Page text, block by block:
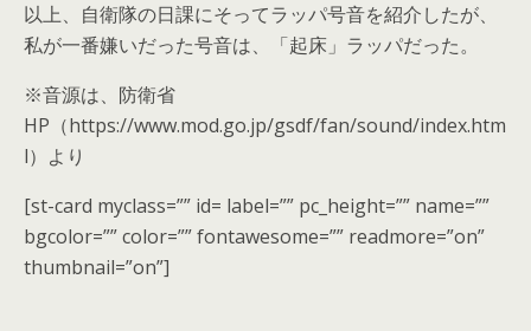
以上、自衛隊の日課にそってラッパ号音を紹介したが、
私が一番嫌いだった号音は、「起床」ラッパだった。
※音源は、防衛省
HP（https://www.mod.go.jp/gsdf/fan/sound/index.htm
l）より
[st-card myclass=”” id= label=”” pc_height=”” name=””
bgcolor=”” color=”” fontawesome=”” readmore=”on”
thumbnail=”on”]